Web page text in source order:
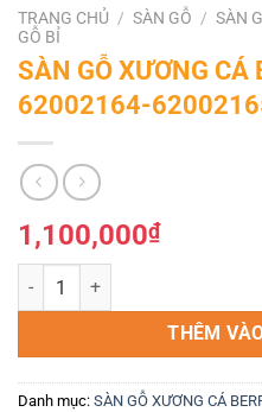
TRANG CHỦ / SÀN GỖ / SÀN
GỖ BỈ
SÀN GỖ XƯƠNG CÁ
62002164-
1,100,000₫
SÀN GỖ XƯƠNG CÁ BERRY
THÊM
Danh mục: SÀN GỖ XƯƠNG CÁ